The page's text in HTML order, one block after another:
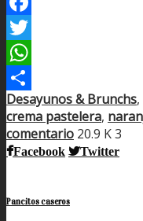
Facebook
Twitter
WhatsApp
Compartir
Desayunos & Brunchs,
crema pastelera,
comentario 20.9 K3
Facebook Twitter
Pancitos caseros